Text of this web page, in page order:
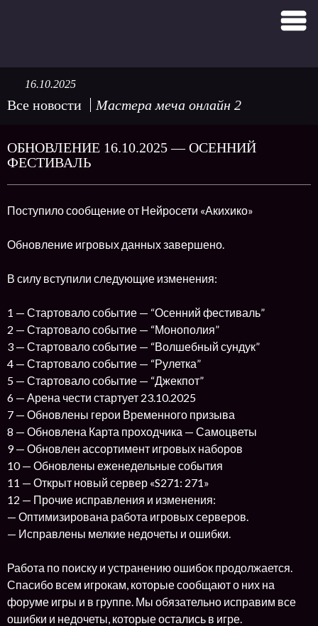
Все новости Мастера меча онлайн 2
16.10.2025
ОБНОВЛЕНИЕ 16.10.2025 — ОСЕННИЙ
ФЕСТИВАЛЬ
Поступило сообщение от Нейросети «Акихико»
Обновление игровых данных завершено.
В силу вступили следующие изменения:
1 — Стартовало событие — “Осенний фестиваль”
2 — Стартовало событие — “Монополия”
3 — Стартовало событие — “Волшебный сундук”
4 — Стартовало событие — “Рулетка”
5 — Стартовало событие — “Джекпот”
6 — Арена чести стартует 23.10.2025
7 — Обновлены герои Временного призыва
8 — Обновлена Карта проходчика — Самоцветы
9 — Обновлен ассортимент игровых наборов
10 — Обновлены еженедельные события
11 — Открыт новый сервер «S271: 271»
12 — Прочие исправления и изменения:
— Оптимизирована работа игровых серверов.
— Исправлены мелкие недочеты и ошибки.
Работа по поиску и устранению ошибок продолжается.
Спасибо всем игрокам, которые сообщают о них на
форуме игры и в группе. Мы обязательно исправим все
ошибки и недочеты, которые остались в игре.